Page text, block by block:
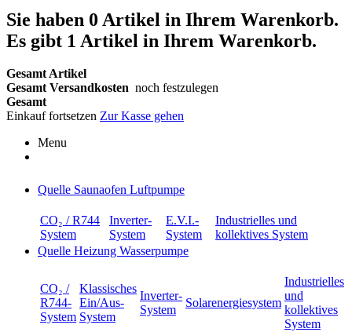
Sie haben 0 Artikel in Ihrem Warenkorb.
Es gibt 1 Artikel in Ihrem Warenkorb.
Gesamt Artikel
Gesamt Versandkosten noch festzulegen
Gesamt
Einkauf fortsetzen Zur Kasse gehen
Menu
Quelle Saunaofen Luftpumpe
CO₂ / R744
System
Inverter-
System
E.V.I.-
System
Industrielles und
kollektives System
Quelle Heizung Wasserpumpe
CO₂ /
R744-
System
Klassisches
Ein/Aus-
System
Inverter-
System
Solarenergiesystem
Industrielles
und
kollektives
System